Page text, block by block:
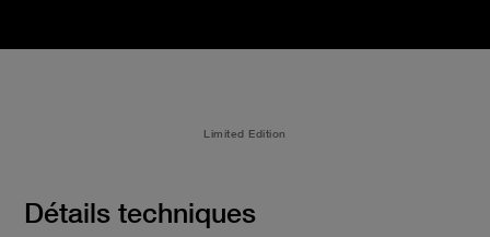
Limited Edition
Détails techniques